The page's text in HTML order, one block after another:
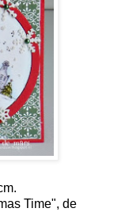
Time", de